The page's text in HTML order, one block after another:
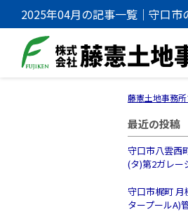
2025年04月の記事一覧｜守口
事務所
藤憲土地事務
最近の投稿
守口市八雲西
(タ)第2ガレー
守口市梶町 月
タープールA)